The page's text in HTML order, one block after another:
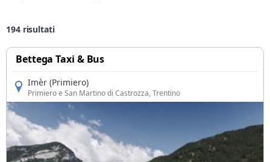
194risultati
Bettega Taxi & Bus
Imèr (Primiero)
Primiero e San Martino di Castrozza, Trentino